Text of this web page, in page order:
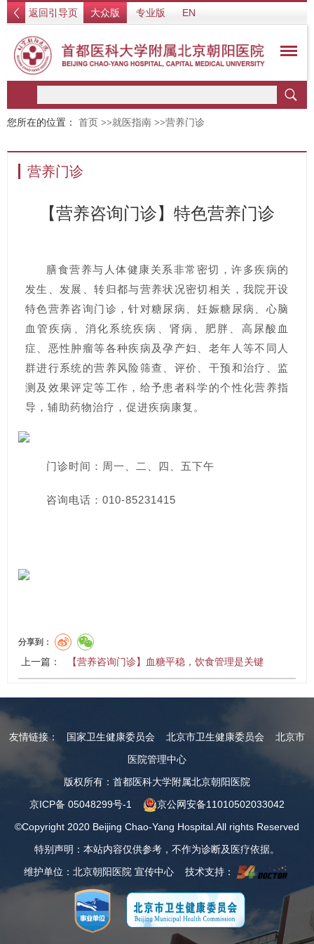
返回引导页 大众版 专业版 EN
您所在的位置： 首页 >>就医指南 >>营养门诊
营养门诊
【营养咨询门诊】特色营养门诊
膳食营养与人体健康关系非常密切，许多疾病的
发生、发展、转归都与营养状况密切相关，我院开设
特色营养咨询门诊，针对糖尿病、妊娠糖尿病、心脑
血管疾病、消化系统疾病、肾病、肥胖、高尿酸血
症、恶性肿瘤等各种疾病及孕产妇、老年人等不同人
群进行系统的营养风险筛查、评价、干预和治疗、监
测及效果评定等工作，给予患者科学的个性化营养指
导，辅助药物治疗，促进疾病康复。
门诊时间：周一、二、四、五下午
咨询电话：010-85231415
分享到：
上一篇： 【营养咨询门诊】血糖平稳，饮食管理是关键
友情链接： 国家卫生健康委员会 北京市卫生健康委员会
北京市
医院管理中心
版权所有：首都医科大学附属北京朝阳医院
京ICP备 05048299号-1
京公网安备11010502033042
©Copyright 2020 Beijing Chao-Yang Hospital.All rights Reserved
特别声明：本站内容仅供参考，不作为诊断及医疗依据。
维护单位：北京朝阳医院 宣传中心 技术支持：